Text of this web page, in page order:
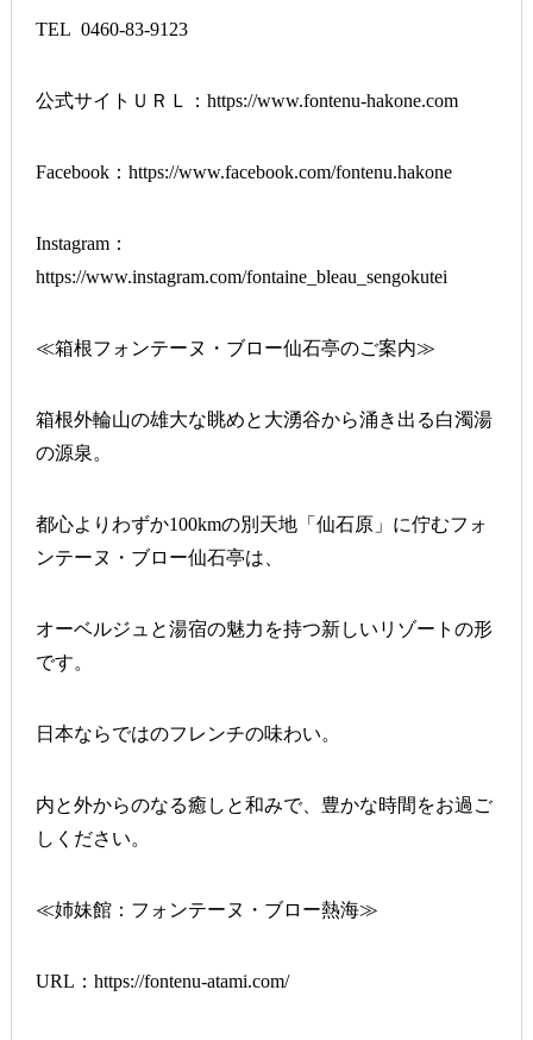
TEL 0460-83-9123
公式サイトＵＲＬ： https://www.fontenu-hakone.com
Facebook： https://www.facebook.com/fontenu.hakone
Instagram：
https://www.instagram.com/fontaine_bleau_sengokutei
≪箱根フォンテーヌ・ブロー仙石亭のご案内≫
箱根外輪山の雄大な眺めと大湧谷から涌き出る白濁湯
の源泉。
都心よりわずか100kmの別天地「仙石原」に佇むフォ
ンテーヌ・ブロー仙石亭は、
オーベルジュと湯宿の魅力を持つ新しいリゾートの形
です。
日本ならではのフレンチの味わい。
内と外からのなる癒しと和みで、豊かな時間をお過ご
しください。
≪姉妹館：フォンテーヌ・ブロー熱海≫
URL： https://fontenu-atami.com/